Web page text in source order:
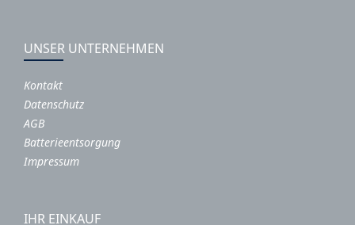
UNSER UNTERNEHMEN
Kontakt
Datenschutz
AGB
Batterieentsorgung
Impressum
IHR EINKAUF